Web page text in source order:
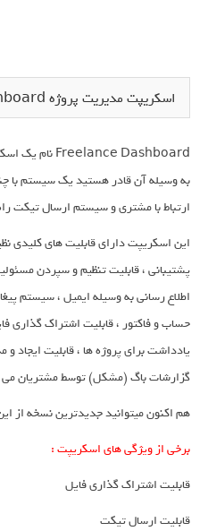
اسکریپت مدیریت پروژه Freelance Dashboard نسخه 2.0
به وسیله آن قادر هستید یک سیستم با
ارتباط با مشتری و سیستم ارسال تیکت
این اسکریپت دارای قابلیت های
پشتیبانی ، قابلیت تنظیم و سپردن
اطلاع رسانی به وسیله ایمیل ،
حساب و فاکتور ، قابلیت اشتراک گذاری
یادداشت برای پروژه ها ، قابلیت ایجاد
گزارشات باگ (مشکل) توسط مشتریان می
هم اکنون میتوانید جدیدترین نسخه از
برخی از ویژگی های اسکریپت :
قابلیت اشتراک گذاری فایل
قابلیت ارسال تیکت